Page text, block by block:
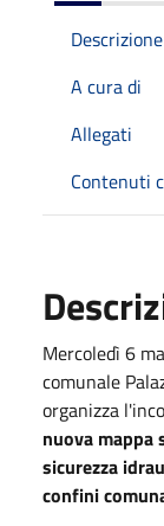
Descrizione
A cura di
Allegati
Contenuti
Mercoledì 6
comunale
organizza
nuova mappa
sicurezza
confini